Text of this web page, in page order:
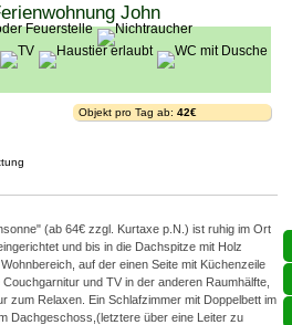
John
Objekt pro Tag ab: 42€
(ab 64€ zzgl. Kurtaxe p.N.) ist ruhig im Ort
und bis in die Dachspitze mit Holz
auf der einen Seite mit Küchenzeile
und TV in der anderen Raumhälfte,
zum Relaxen. Ein Schlafzimmer mit Doppelbett im
Dachgeschoss,(letztere über eine Leiter zu